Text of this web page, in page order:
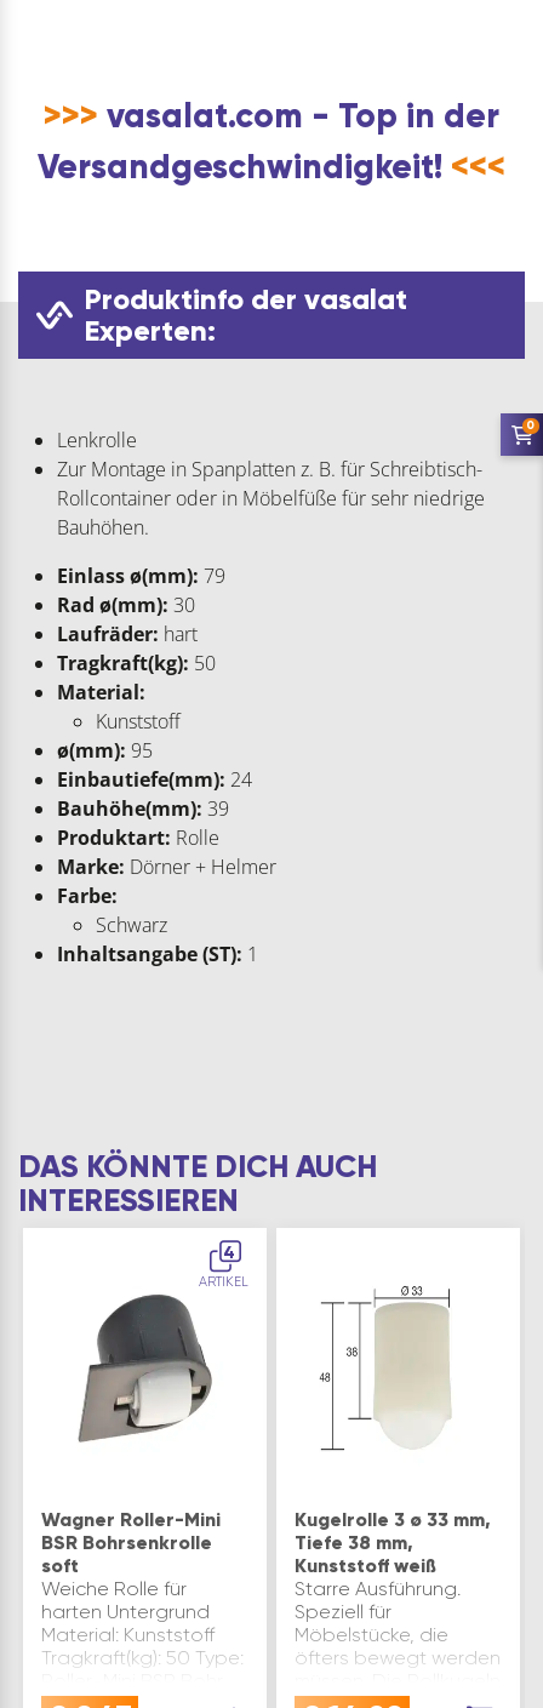
>>> vasalat.com - Top in der
Versandgeschwindigkeit! <<<
Produktinfo der vasalat
Experten:
Lenkrolle
Zur Montage in Spanplatten z. B. für Schreibtisch-
Rollcontainer oder in Möbelfüße für sehr niedrige
Bauhöhen.
Einlass ø(mm): 79
Rad ø(mm): 30
Laufräder: hart
Tragkraft(kg): 50
Material:
Kunststoff
ø(mm): 95
Einbautiefe(mm): 24
Bauhöhe(mm): 39
Produktart: Rolle
Marke: Dörner + Helmer
Farbe:
Schwarz
Inhaltsangabe (ST): 1
DAS KÖNNTE DICH AUCH
INTERESSIEREN
4
ARTIKEL
Wagner Roller-Mini
BSR Bohrsenkrolle
soft
Weiche Rolle für
harten Untergrund
Material: Kunststoff
Tragkraft(kg): 50 Type:
ø(mm): 25 Rollen
Kugelrolle 3 ø 33 mm,
Tiefe 38 mm,
Kunststoff weiß
Starre Ausführung.
Speziell für
Möbelstücke, die
öfters bewegt werden
sind
0